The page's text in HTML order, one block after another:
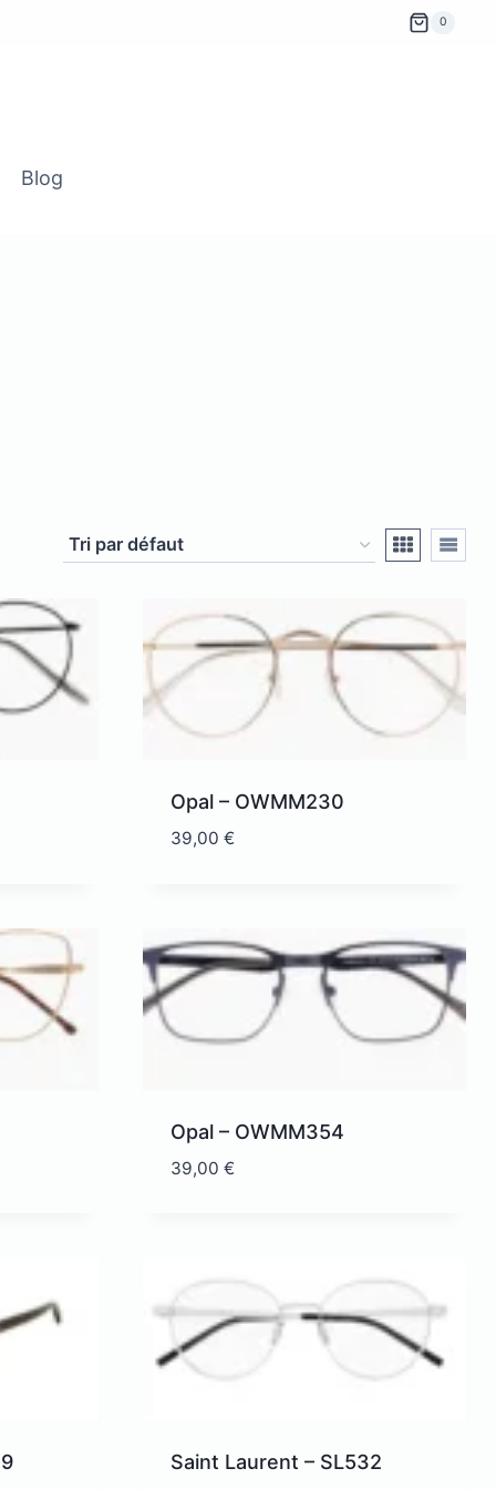
0
Blog
Opal – OWMM230
39,00 €
Opal – OWMM354
39,00 €
Saint Laurent – SL532